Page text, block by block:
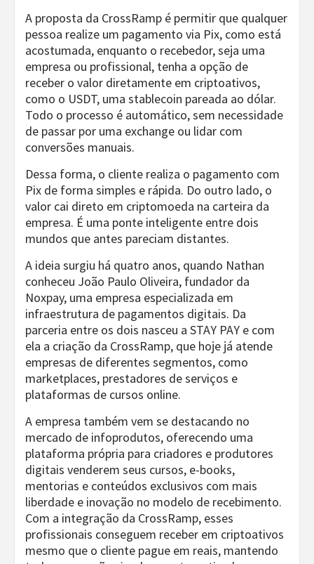
A proposta da CrossRamp é permitir que qualquer
pessoa realize um pagamento via Pix, como está
acostumada, enquanto o recebedor, seja uma
empresa ou profissional, tenha a opção de
receber o valor diretamente em criptoativos,
como o USDT, uma stablecoin pareada ao dólar.
Todo o processo é automático, sem necessidade
de passar por uma exchange ou lidar com
conversões manuais.
Dessa forma, o cliente realiza o pagamento com
Pix de forma simples e rápida. Do outro lado, o
valor cai direto em criptomoeda na carteira da
empresa. É uma ponte inteligente entre dois
mundos que antes pareciam distantes.
A ideia surgiu há quatro anos, quando Nathan
conheceu João Paulo Oliveira, fundador da
Noxpay, uma empresa especializada em
infraestrutura de pagamentos digitais. Da
parceria entre os dois nasceu a STAY PAY e com
ela a criação da CrossRamp, que hoje já atende
empresas de diferentes segmentos, como
marketplaces, prestadores de serviços e
plataformas de cursos online.
A empresa também vem se destacando no
mercado de infoprodutos, oferecendo uma
plataforma própria para criadores e produtores
digitais venderem seus cursos, e-books,
mentorias e conteúdos exclusivos com mais
liberdade e inovação no modelo de recebimento.
Com a integração da CrossRamp, esses
profissionais conseguem receber em criptoativos
mesmo que o cliente pague em reais, mantendo